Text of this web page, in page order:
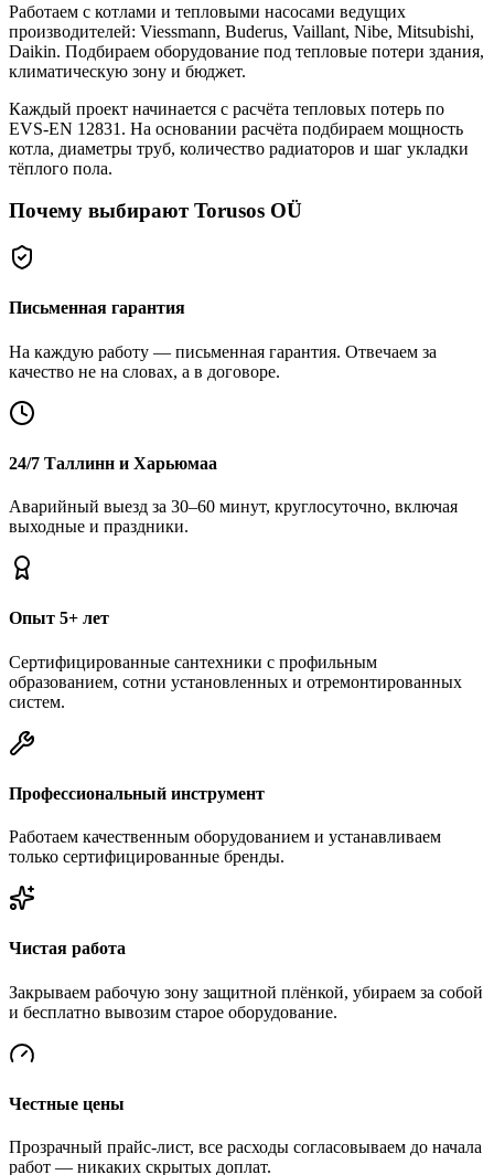
Работаем с котлами и тепловыми насосами ведущих
производителей: Viessmann, Buderus, Vaillant, Nibe, Mitsubishi,
Daikin. Подбираем оборудование под тепловые потери здания,
климатическую зону и бюджет.
Каждый проект начинается с расчёта тепловых потерь по
EVS-EN 12831. На основании расчёта подбираем мощность
котла, диаметры труб, количество радиаторов и шаг укладки
тёплого пола.
Почему выбирают Torusos OÜ
Письменная гарантия
На каждую работу — письменная гарантия. Отвечаем за
качество не на словах, а в договоре.
24/7 Таллинн и Харьюмаа
Аварийный выезд за 30–60 минут, круглосуточно, включая
выходные и праздники.
Опыт 5+ лет
Сертифицированные сантехники с профильным
образованием, сотни установленных и отремонтированных
систем.
Профессиональный инструмент
Работаем качественным оборудованием и устанавливаем
только сертифицированные бренды.
Чистая работа
Закрываем рабочую зону защитной плёнкой, убираем за собой
и бесплатно вывозим старое оборудование.
Честные цены
Прозрачный прайс-лист, все расходы согласовываем до начала
работ — никаких скрытых доплат.